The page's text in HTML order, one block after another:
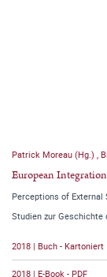
Patrick Moreau (Hg.)
European
Perceptions of External
Studien zur Geschichte
2018 | Buch - Kartoniert
2018 | E-Book - PDF